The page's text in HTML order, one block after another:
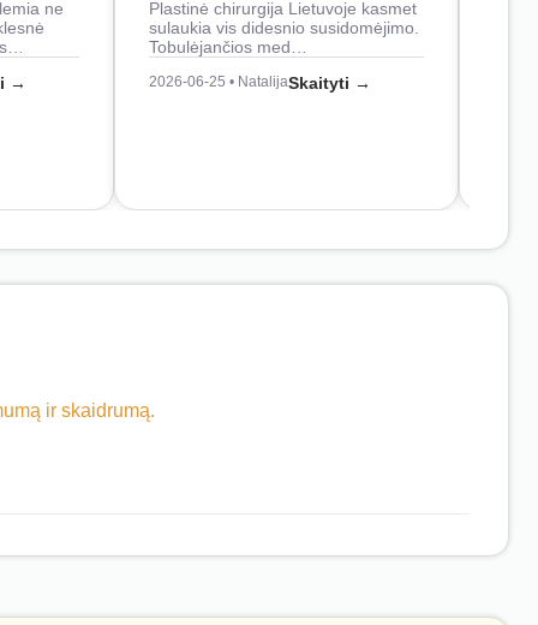
ne
→
Plastinė chirurgija Lietuvoje kasmet
sulaukia vis didesnio susidomėjimo.
Tobulėjančios med…
2026-06-25 • NatalijaSkaityti →
ir skaidrumą.